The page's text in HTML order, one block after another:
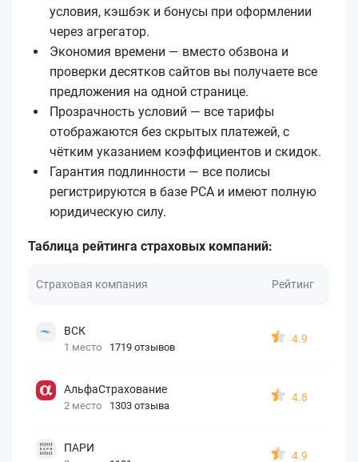
условия, кэшбэк и бонусы при оформлении
через агрегатор.
Экономия времени — вместо обзвона и
проверки десятков сайтов вы получаете все
предложения на одной странице.
Прозрачность условий — все тарифы
отображаются без скрытых платежей, с
чётким указанием коэффициентов и скидок.
Гарантия подлинности — все полисы
регистрируются в базе РСА и имеют полную
юридическую силу.
Таблица рейтинга страховых компаний:
Страховая компания Рейтинг
ВСК
1 место 1719 отзывов
4.9
АльфаСтрахование
2 место 1303 отзыва
4.8
ПАРИ
4.9